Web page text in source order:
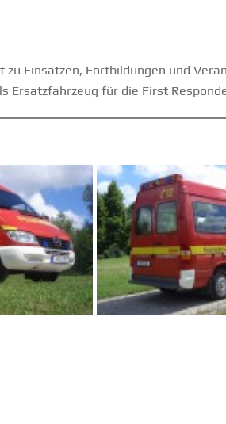
Einsätzen, Fortbildungen und
Ersatzfahrzeug für die First